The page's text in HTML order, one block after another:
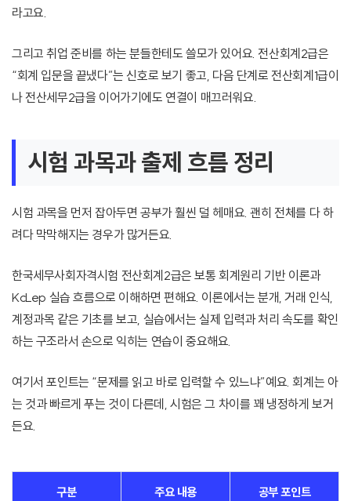
라고요.
그리고 취업 준비를 하는 분들한테도 쓸모가 있어요. 전산회계2급은
“회계 입문을 끝냈다”는 신호로 보기 좋고, 다음 단계로 전산회계1급이
나 전산세무2급을 이어가기에도 연결이 매끄러워요.
시험 과목과 출제 흐름 정리
시험 과목을 먼저 잡아두면 공부가 훨씬 덜 헤매요. 괜히 전체를 다 하
려다 막막해지는 경우가 많거든요.
한국세무사회자격시험 전산회계2급은 보통 회계원리 기반 이론과
KcLep 실습 흐름으로 이해하면 편해요. 이론에서는 분개, 거래 인식,
계정과목 같은 기초를 보고, 실습에서는 실제 입력과 처리 속도를 확인
하는 구조라서 손으로 익히는 연습이 중요해요.
여기서 포인트는 “문제를 읽고 바로 입력할 수 있느냐”예요. 회계는 아
는 것과 빠르게 푸는 것이 다른데, 시험은 그 차이를 꽤 냉정하게 보거
든요.
구분 주요 내용 공부 포인트